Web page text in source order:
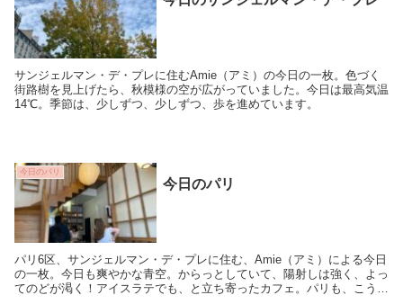
サンジェルマン・デ・プレに住むAmie（アミ）の今日の一枚。色づく
街路樹を見上げたら、秋模様の空が広がっていました。今日は最高気温
14℃。季節は、少しずつ、少しずつ、歩を進めています。
今日のパリ
今日のパリ
パリ6区、サンジェルマン・デ・プレに住む、Amie（アミ）による今日
の一枚。今日も爽やかな青空。からっとしていて、陽射しは強く、よっ
てのどが渇く！アイスラテでも、と立ち寄ったカフェ。パリも、こうい